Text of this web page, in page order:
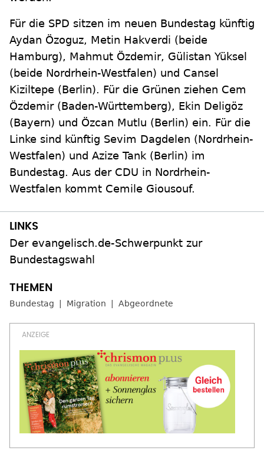
Für die SPD sitzen im neuen Bundestag künftig
Aydan Özoguz, Metin Hakverdi (beide
Hamburg), Mahmut Özdemir, Gülistan Yüksel
(beide Nordrhein-Westfalen) und Cansel
Kiziltepe (Berlin). Für die Grünen ziehen Cem
Özdemir (Baden-Württemberg), Ekin Deligöz
(Bayern) und Özcan Mutlu (Berlin) ein. Für die
Linke sind künftig Sevim Dagdelen (Nordrhein-
Westfalen) und Azize Tank (Berlin) im
Bundestag. Aus der CDU in Nordrhein-
Westfalen kommt Cemile Giousouf.
Der evangelisch.de-Schwerpunkt zur
Bundestagswahl
Bundestag Migration Abgeordnete